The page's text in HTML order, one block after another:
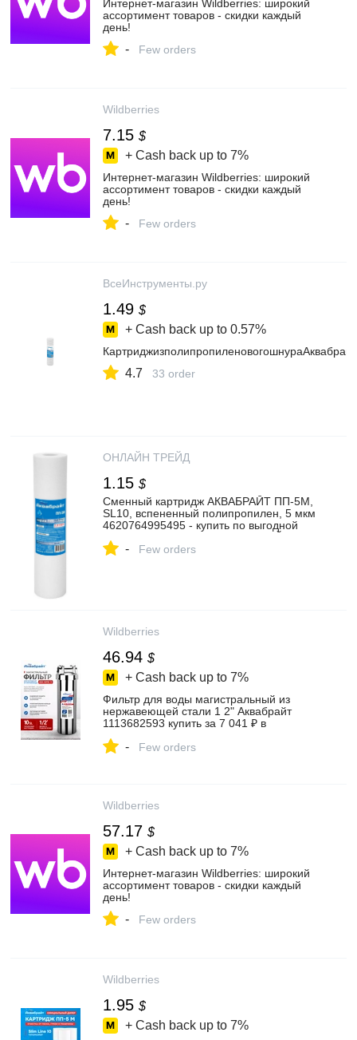
Интернет‑магазин Wildberries: широкий
ассортимент товаров - скидки каждый
день!
- Few orders
Wildberries
7.15 $
+ Cash back up to 7%
Интернет‑магазин Wildberries: широкий
ассортимент товаров - скидки каждый
день!
- Few orders
ВсеИнструменты.ру
1.49 $
+ Cash back up to 0.57%
4.7 33 order
ОНЛАЙН ТРЕЙД
1.15 $
Сменный картридж АКВАБРАЙТ ПП-5М,
SL10, вспененный полипропилен, 5 мкм
4620764995495 - купить по выгодной
ТРЕЙД.РУ Санкт-Петербург
- Few orders
Wildberries
46.94 $
+ Cash back up to 7%
Фильтр для воды магистральный из
нержавеющей стали 1 2" Аквабрайт
1113682593 купить за 7 041 ₽ в
- Few orders
Wildberries
57.17 $
+ Cash back up to 7%
Интернет‑магазин Wildberries: широкий
ассортимент товаров - скидки каждый
день!
- Few orders
Wildberries
1.95 $
+ Cash back up to 7%